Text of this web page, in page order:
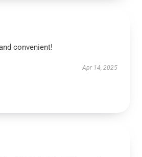
convenient!
Apr 14, 2025